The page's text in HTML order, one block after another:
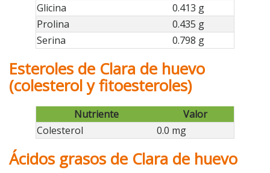
Glicina
0.413 g
Prolina
0.435 g
Serina
0.798 g
Esteroles de Clara de huevo
(colesterol y fitoesteroles)
Nutriente
Valor
Colesterol
0.0 mg
Ácidos grasos de Clara de huevo